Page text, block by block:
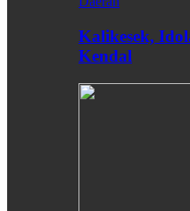
Kalikesek,
Kendal